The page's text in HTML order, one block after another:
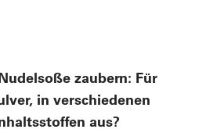
zaubern: Für
in verschiedenen
aus?